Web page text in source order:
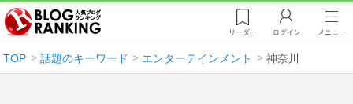
リーダー ログイン メニュー
TOP 話題のキーワード エンターテインメント 神奈川